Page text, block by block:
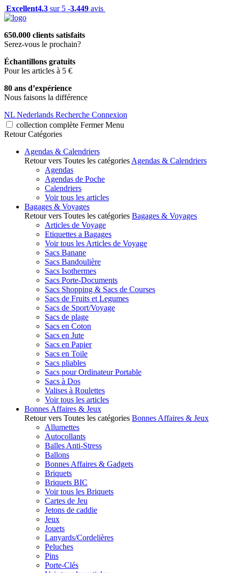
Excellent4.3 sur 5 -3.449 avis
650.000 clients satisfaits
Serez-vous le prochain?
Échantillons gratuits
Pour les articles à 5 €
80 ans d’expérience
Nous faisons la différence
NL Nederlands Recherche Connexion
collection complète Fermer Menu
Retour Catégories
Agendas & Calendriers
Retour vers Toutes les catégories Agendas & Calendriers
Agendas
Agendas de Poche
Calendriers
Voir tous les articles
Bagages & Voyages
Retour vers Toutes les catégories Bagages & Voyages
Articles de Voyage
Etiquettes a Bagages
Voir tous les Articles de Voyage
Sacs Banane
Sacs Bandoulière
Sacs Isothermes
Sacs Porte-Documents
Sacs Shopping & Sacs de Courses
Sacs de Fruits et Legumes
Sacs de Sport/Voyage
Sacs de plage
Sacs en Coton
Sacs en Jute
Sacs en Papier
Sacs en Toile
Sacs pliables
Sacs pour Ordinateur Portable
Sacs à Dos
Valises à Roulettes
Voir tous les articles
Bonnes Affaires & Jeux
Retour vers Toutes les catégories Bonnes Affaires & Jeux
Allumettes
Autocollants
Balles Anti-Stress
Ballons
Bonnes Affaires & Gadgets
Briquets
Briquets BIC
Voir tous les Briquets
Cartes de Jeu
Jetons de caddie
Jeux
Jouets
Lanyards/Cordelières
Peluches
Pins
Porte-Clés